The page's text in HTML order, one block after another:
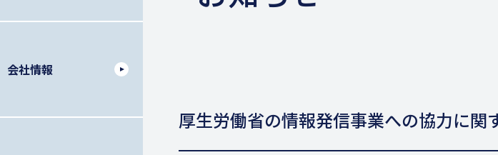
会社情報
厚生労働省の情報発信事業への協力に関